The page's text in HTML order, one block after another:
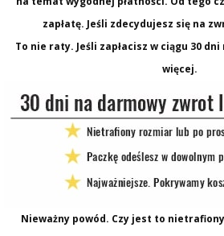
zapłatę. Jeśli zdecydujesz się na
To nie raty. Jeśli zapłacisz w ciągu 30
więcej.
Nieważny powód. Czy jest to